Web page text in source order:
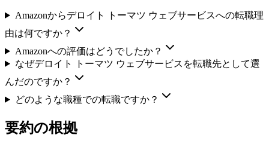
Amazonからデロイト トーマツ ウェブサービスへの転職理
由は何ですか？
Amazonへの評価はどうでしたか？
なぜデロイト トーマツ ウェブサービスを転職先として選
んだのですか？
どのような職種での転職ですか？
要約の根拠